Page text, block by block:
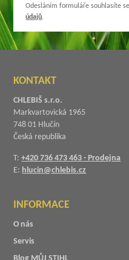
Odesláním formuláře souhlasíte
údajů.
KONTAKT
CHLEBIŠ s.r.o.
Markvartovická 1965
748 01 Hlučín
Česká republika
T:+420 736 473 463 - Prodejna
E: hlucin@chlebis.cz
INFORMACE
O nás
Servis